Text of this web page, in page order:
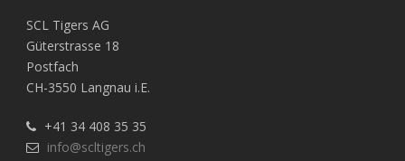
SCL Tigers AG
Güterstrasse 18
Postfach
CH-3550 Langnau i.E.
+41 34 408 35 35
info@scltigers.ch